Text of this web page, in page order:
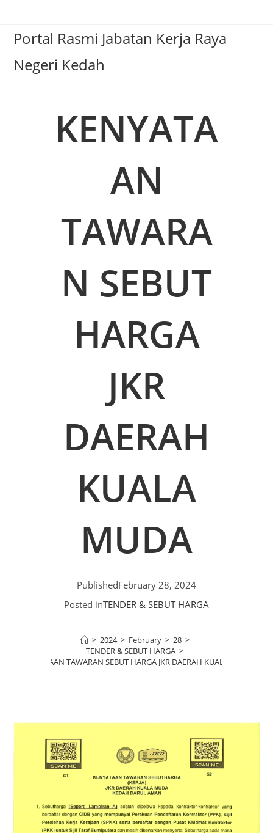
Portal Rasmi Jabatan Kerja Raya
Negeri Kedah
KENYATA
AN
TAWARA
N SEBUT
HARGA
JKR
DAERAH
KUALA
MUDA
PublishedFebruary 28, 2024
Posted inTENDER & SEBUT HARGA
> 2024 > February > 28 >
TENDER & SEBUT HARGA >
KENYATAAN TAWARAN SEBUT HARGA JKR DAERAH KUALA MUDA